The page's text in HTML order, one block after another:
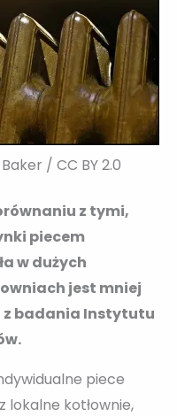
/ CC BY 2.0
z tymi,
piecem
w dużych
jest mniej
z badania Instytutu
piece
kotłownie,